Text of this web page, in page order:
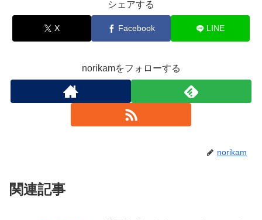
シェアする
X Facebook LINE
norikamをフォローする
norikam
関連記事